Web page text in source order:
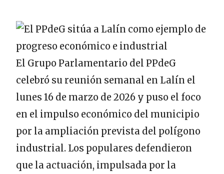
El Grupo Parlamentario del PPdeG
celebró su reunión semanal en Lalín el
lunes 16 de marzo de 2026 y puso el foco
en el impulso económico del municipio
por la ampliación prevista del polígono
industrial. Los populares defendieron
que la actuación, impulsada por la